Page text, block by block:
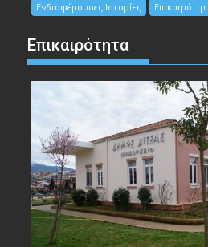
Ενδιαφέρουσες Ιστορίες
Επικαιρότητα